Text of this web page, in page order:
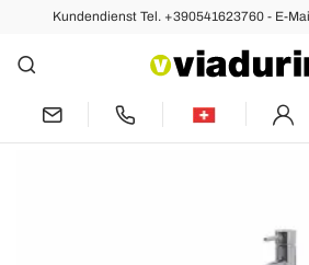
Kundendienst Tel. +390541623760 - E-
Design Hängebidet aus
in Italy